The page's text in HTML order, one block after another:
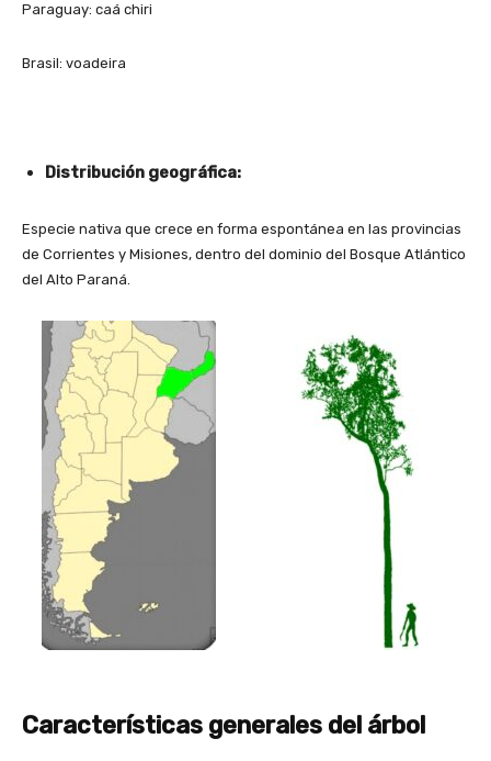
Paraguay: caá chiri
Brasil: voadeira
Distribución geográfica:
Especie nativa que crece en forma espontánea en las provincias
de Corrientes y Misiones, dentro del dominio del Bosque Atlántico
del Alto Paraná.
Características generales del árbol